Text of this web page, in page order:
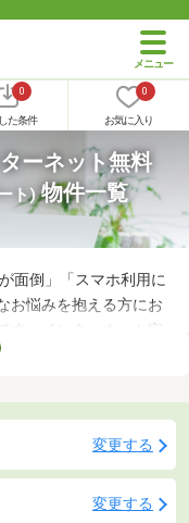
0
た条件
0
お気に入り
ーネット無料
ト)物件一覧
面倒」「スマホ利用に
お悩みを抱える方にお
す。インターネット完
はありません。通信費
変更する
変更する